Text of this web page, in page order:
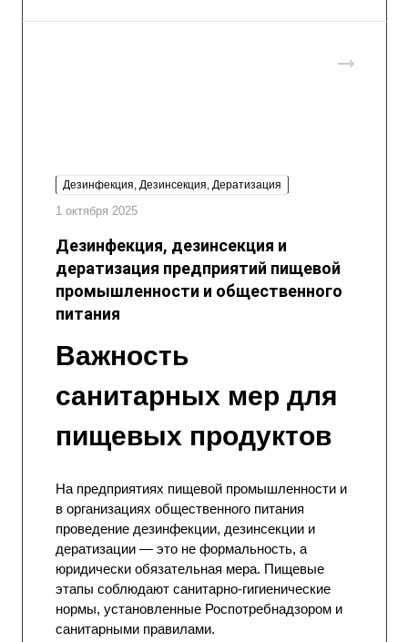
Дезинфекция, Дезинсекция, Дератизация
1 октября 2025
Дезинфекция, дезинсекция и
дератизация предприятий пищевой
промышленности и общественного
питания
Важность
санитарных мер для
пищевых продуктов
На предприятиях пищевой промышленности и
в организациях общественного питания
проведение дезинфекции, дезинсекции и
дератизации — это не формальность, а
юридически обязательная мера. Пищевые
этапы соблюдают санитарно-гигиенические
нормы, установленные Роспотребнадзором и
санитарными правилами.